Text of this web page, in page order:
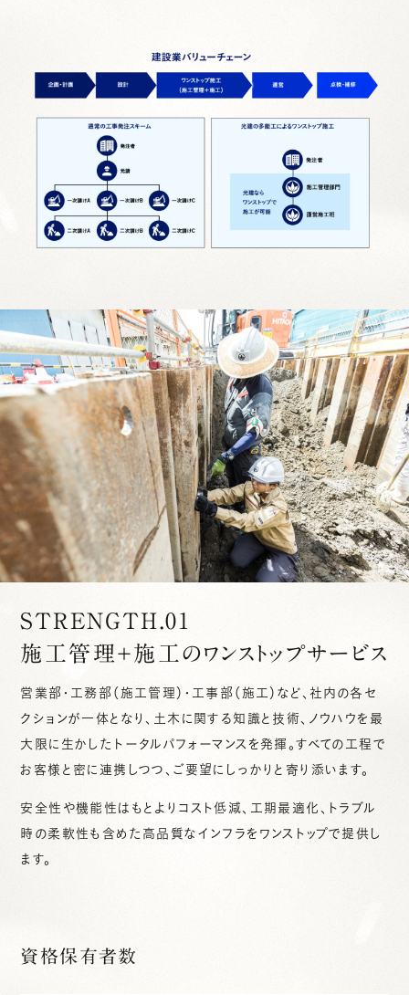
STRENGTH.01
施工管理＋施工のワンストップサービス
営業部・工務部（施工管理）・工事部（施工）など、社内の各セ
クションが一体となり、土木に関する知識と技術、ノウハウを最
大限に生かしたトータルパフォーマンスを発揮。すべての工程で
お客様と密に連携しつつ、ご要望にしっかりと寄り添います。
安全性や機能性はもとよりコスト低減、工期最適化、トラブル
時の柔軟性も含めた高品質なインフラをワンストップで提供し
ます。
資格保有者数